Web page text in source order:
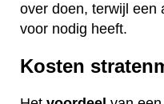
over doen, terwijl een
voor nodig heeft.
Kosten